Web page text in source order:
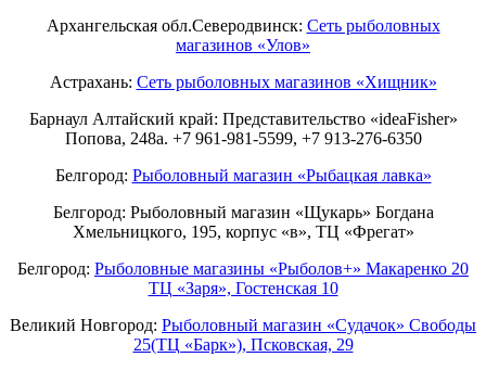
Архангельская обл.Северодвинск: Сеть рыболовных
магазинов «Улов»
Астрахань: Сеть рыболовных магазинов «Хищник»
Барнаул Алтайский край: Представительство «ideaFisher»
Попова, 248а. +7 961-981-5599, +7 913-276-6350
Белгород: Рыболовный магазин «Рыбацкая лавка»
Белгород: Рыболовный магазин «Щукарь» Богдана
Хмельницкого, 195, корпус «в», ТЦ «Фрегат»
Белгород: Рыболовные магазины «Рыболов+» Макаренко 20
ТЦ «Заря», Гостенская 10
Великий Новгород: Рыболовный магазин «Судачок» Свободы
25(ТЦ «Барк»), Псковская, 29